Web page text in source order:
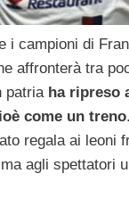
i campioni di
affronterà tra
patria ha ripreso
come un treno
regala ai leoni
agli spettatori